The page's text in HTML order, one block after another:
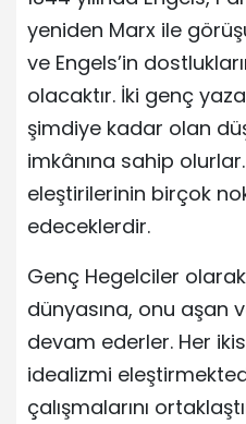
yeniden Marx ile
ve Engels’in
olacaktır. İki genç
şimdiye kadar olan
imkânına sahip
eleştirilerinin birçok
edeceklerdir.
Genç Hegelciler
dünyasına, onu aşan
devam ederler. Her
idealizmi
çalışmalarını